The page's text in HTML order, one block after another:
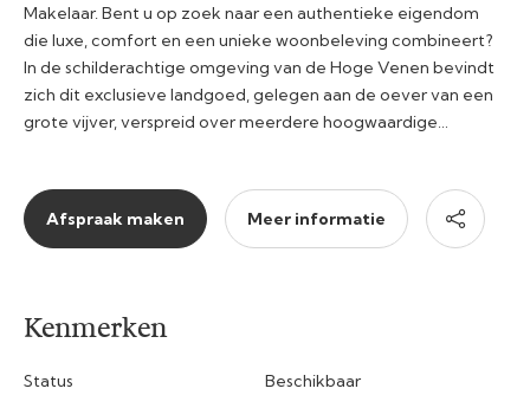
Makelaar. Bent u op zoek naar een authentieke eigendom
die luxe, comfort en een unieke woonbeleving combineert?
In de schilderachtige omgeving van de Hoge Venen bevindt
zich dit exclusieve landgoed, gelegen aan de oever van een
grote vijver, verspreid over meerdere hoogwaardige…
Afspraak maken Meer informatie
Kenmerken
Status Beschikbaar